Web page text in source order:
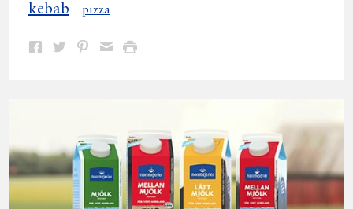
kebab pizza
Dela Dela Dela DelaSkriv